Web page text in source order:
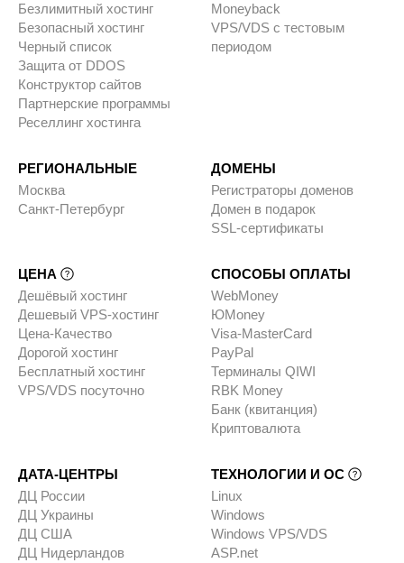
Безлимитный хостинг
Безопасный хостинг
Черный список
Защита от DDOS
Конструктор сайтов
Партнерские программы
Реселлинг хостинга
Moneyback
VPS/VDS с тестовым
периодом
РЕГИОНАЛЬНЫЕ
Москва
Санкт-Петербург
ДОМЕНЫ
Регистраторы доменов
Домен в подарок
SSL-сертификаты
ЦЕНА
Дешёвый хостинг
Дешевый VPS-хостинг
Цена-Качество
Дорогой хостинг
Бесплатный хостинг
VPS/VDS посуточно
СПОСОБЫ ОПЛАТЫ
WebMoney
ЮMoney
Visa-MasterCard
PayPal
Терминалы QIWI
RBK Money
Банк (квитанция)
Криптовалюта
ДАТА-ЦЕНТРЫ
ДЦ России
ДЦ Украины
ДЦ США
ДЦ Нидерландов
ТЕХНОЛОГИИ И ОС
Linux
Windows
Windows VPS/VDS
ASP.net